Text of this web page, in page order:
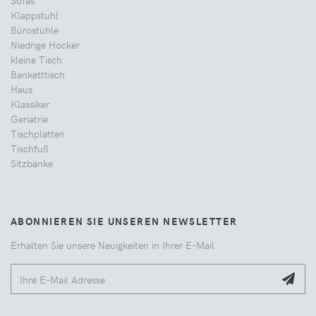
Klappstuhl
Bürostühle
Niedrige Hocker
kleine Tisch
Banketttisch
Haus
Klassiker
Geriatrie
Tischplatten
Tischfuß
Sitzbänke
ABONNIEREN SIE UNSEREN NEWSLETTER
Erhalten Sie unsere Neuigkeiten in Ihrer E-Mail